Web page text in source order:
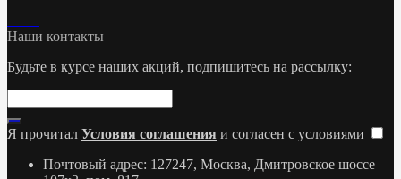
Наши контакты
Будьте в курсе наших акций, подпишитесь на рассылку:
Я прочитал Условия соглашения и согласен с условиями
Почтовый адрес: 127247, Москва, Дмитровское шоссе